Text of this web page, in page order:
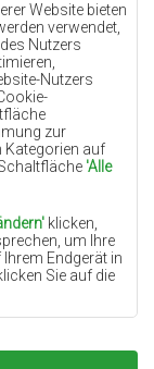
Website bieten
verwendet,
Nutzers
Nutzers
zur
Kategorien auf
'Alle
klicken,
um Ihre
Endgerät in
Sie auf die
Interesse des